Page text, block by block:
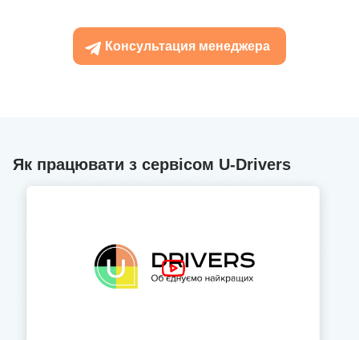
Консультация менеджера
Як працювати з сервісом U-Drivers